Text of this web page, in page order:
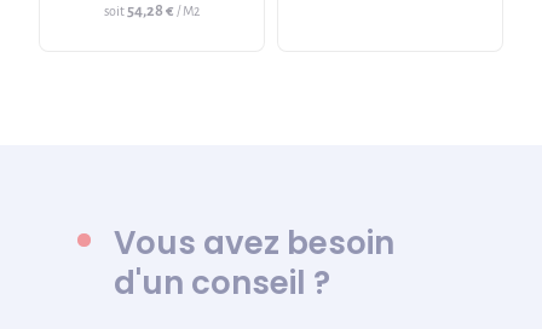
soit 54,28 € / M2
Vous avez besoin
d'un conseil ?